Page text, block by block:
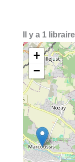
Il y a 1
+
−